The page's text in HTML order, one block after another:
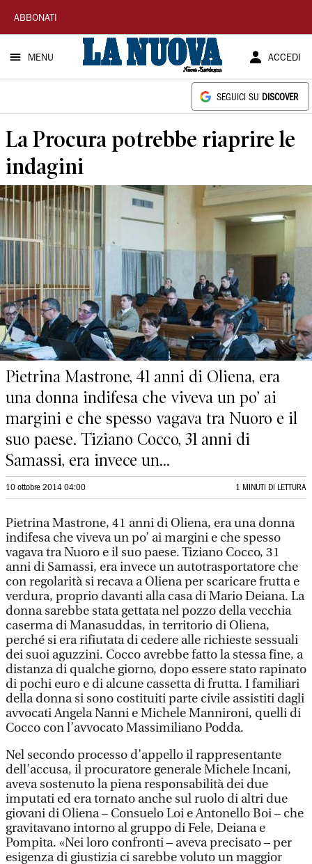
La
Nuova
Sardegna
ABBONATI
MENU ACCEDI
SEGUICI SU DISCOVER
La Procura potrebbe riaprire le
indagini
Pietrina Mastrone, 41 anni di Oliena, era
una donna indifesa che viveva un po’ ai
margini e che spesso vagava tra Nuoro e il
suo paese. Tiziano Cocco, 31 anni di
Samassi, era invece un...
10 ottobre 2014 04:00 1 MINUTI DI LETTURA
Pietrina Mastrone, 41 anni di Oliena, era una donna
indifesa che viveva un po’ ai margini e che spesso
vagava tra Nuoro e il suo paese. Tiziano Cocco, 31
anni di Samassi, era invece un autotrasportatore che
con regolarità si recava a Oliena per scaricare frutta e
verdura, proprio davanti alla casa di Mario Deiana. La
donna sarebbe stata gettata nel pozzo della vecchia
caserma di Manasuddas, in territorio di Oliena,
perché si era rifiutata di cedere alle richieste sessuali
dei suoi aguzzini. Cocco avrebbe fatto la stessa fine, a
distanza di qualche giorno, dopo essere stato rapinato
di pochi euro e di alcune cassetta di frutta. I familiari
della donna si sono costituiti parte civile assistiti dagli
avvocati Angela Nanni e Michele Mannironi, quelli di
Cocco con l’avvocato Massimiliano Podda.
Nel secondo processo d’appello il rappresentante
dell’accusa, il procuratore generale Michele Incani,
aveva sostenuto la piena responsabilità dei due
imputati ed era tornato anche sul ruolo di altri due
giovani di Oliena – Consuelo Loi e Antonello Boi – che
gravitavano intorno al gruppo di Fele, Deiana e
Pompita. «Nei loro confronti – aveva precisato – per
esigenza di giustizia ci sarebbe voluto un maggior